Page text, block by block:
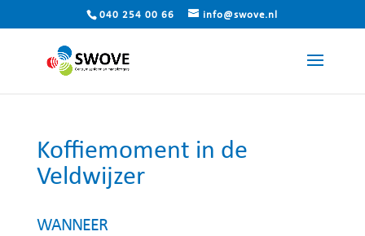
040 254 00 66 info@swove.nl
Koffiemoment in de
Veldwijzer
WANNEER